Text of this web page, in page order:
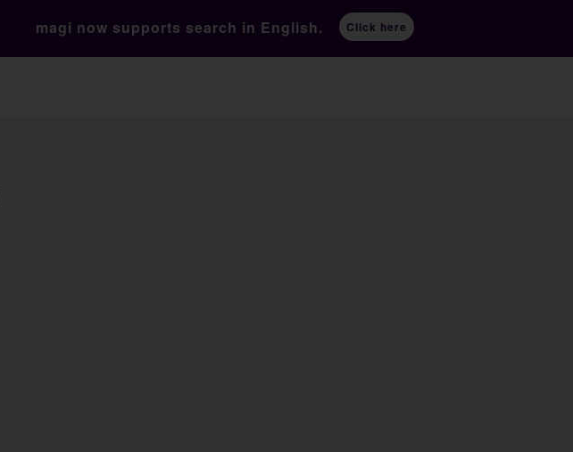
magi now supports search in English. Click here